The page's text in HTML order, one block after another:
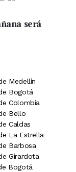
será
Medellín
Bogotá
Colombia
Bello
Caldas
La Estrella
Barbosa
Girardota
Bogotá